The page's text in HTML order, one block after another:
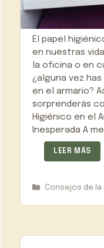
El papel
en nuestras
la oficina o en
¿alguna vez
en el armario?
sorprenderás
Higiénico en el
Inesperada A
LEER MÁS
Categorías
Consejos de la